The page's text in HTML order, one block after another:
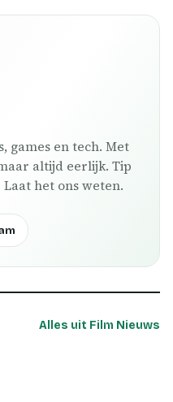
games en tech. Met
altijd eerlijk. Tip
het ons weten.
Alles uit Film Nieuws